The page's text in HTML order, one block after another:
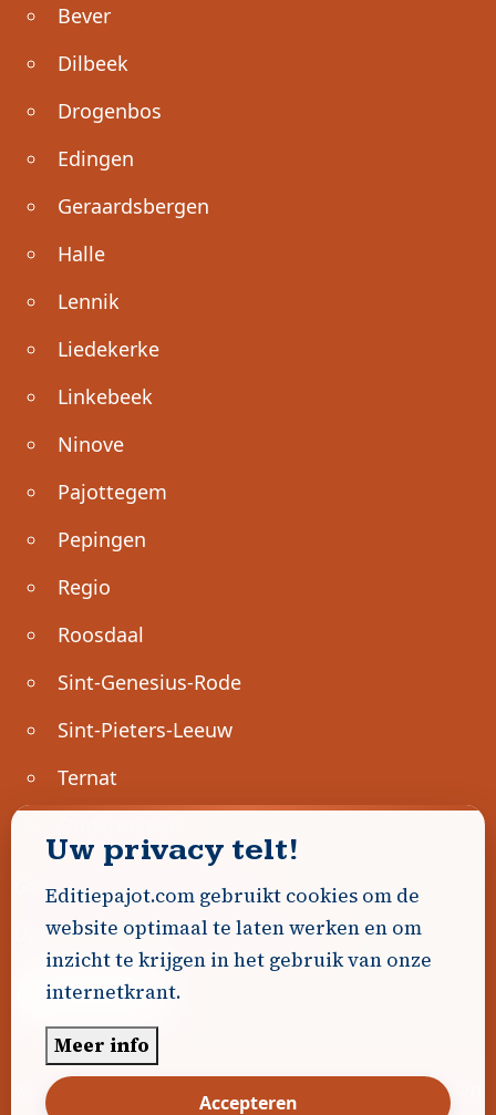
Bever
Dilbeek
Drogenbos
Edingen
Geraardsbergen
Halle
Lennik
Liedekerke
Linkebeek
Ninove
Pajottegem
Pepingen
Regio
Roosdaal
Sint-Genesius-Rode
Sint-Pieters-Leeuw
Ternat
Geen advertenties gevonden.
Uw advertentie hier? Contacteer ons!
Word Partner!
© 2026 Editiepajot.com
Algemene voorwaarden
Uw privacy telt!
Editiepajot.com gebruikt cookies om de
website optimaal te laten werken en om
inzicht te krijgen in het gebruik van onze
internetkrant.
Meer info
Accepteren